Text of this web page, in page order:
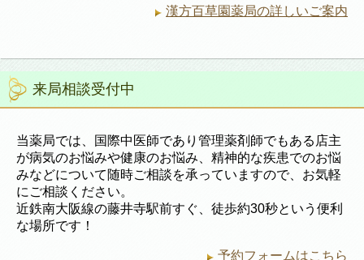
漢方百草園薬局の詳しいご案内
来局相談受付中
当薬局では、国際中医師であり管理薬剤師でもある店主
が病気のお悩みや健康のお悩み、精神的な疾患でのお悩
みなどについて随時ご相談を承っていますので、お気軽
にご相談ください。
近鉄南大阪線の藤井寺駅前すぐ、徒歩約30秒という便利
な場所です！
予約フォームはこちら